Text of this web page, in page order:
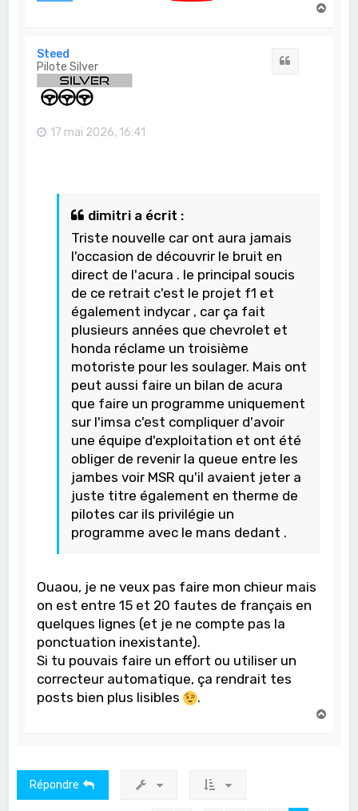
Steed
Pilote Silver
17 mai 2026, 16:41
dimitri a écrit :
Triste nouvelle car ont aura jamais
l'occasion de découvrir le bruit en
direct de l'acura . le principal soucis
de ce retrait c'est le projet f1 et
également indycar , car ça fait
plusieurs années que chevrolet et
honda réclame un troisième
motoriste pour les soulager. Mais ont
peut aussi faire un bilan de acura
que faire un programme uniquement
sur l'imsa c'est compliquer d'avoir
une équipe d'exploitation et ont été
obliger de revenir la queue entre les
jambes voir MSR qu'il avaient jeter a
juste titre également en therme de
pilotes car ils privilégie un
programme avec le mans dedant .
Ouaou, je ne veux pas faire mon chieur mais
on est entre 15 et 20 fautes de français en
quelques lignes (et je ne compte pas la
ponctuation inexistante).
Si tu pouvais faire un effort ou utiliser un
correcteur automatique, ça rendrait tes
posts bien plus lisibles
.
Répondre